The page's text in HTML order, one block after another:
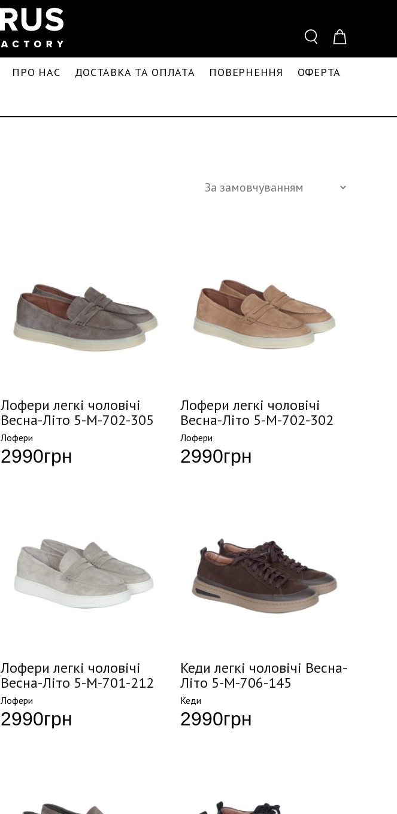
ПРО НАС ДОСТАВКА ТА ОПЛАТА ПОВЕРНЕННЯ ОФЕРТА
Лофери легкі чоловічі
Весна-Літо 5-M-702-305
Лофери
2990грн
Лофери легкі чоловічі
Весна-Літо 5-M-702-302
Лофери
2990грн
Лофери легкі чоловічі
Весна-Літо 5-M-701-212
Лофери
2990грн
Кеди легкі чоловічі Весна-
Літо 5-M-706-145
Кеди
2990грн